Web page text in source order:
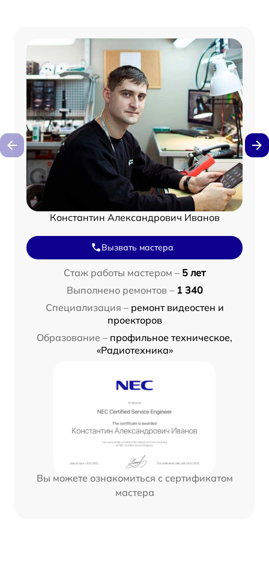
Константин Александрович Иванов
Вызвать мастера
Стаж работы мастером – 5 лет
Выполнено ремонтов – 1 340
Специализация – ремонт видеостен и
проекторов
Образование – профильное техническое,
«Радиотехника»
Вы можете ознакомиться с сертификатом
мастера